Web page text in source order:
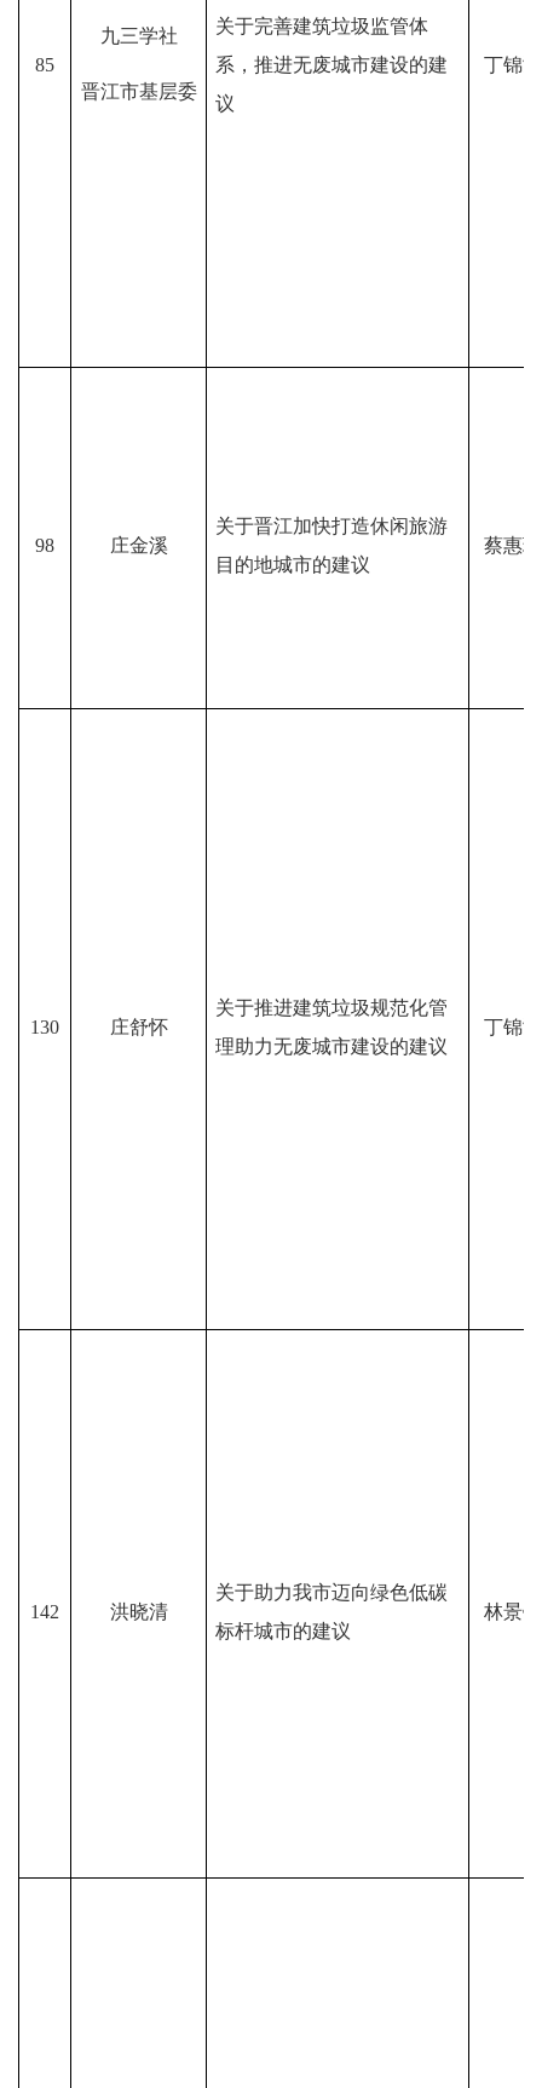
85
九三学社
晋江市基层委
关于完善建筑垃圾监管体
系，推进无废城市建设的建
议
丁锦鸿
98 庄金溪
关于晋江加快打造休闲旅游
目的地城市的建议
蔡惠琼
130 庄舒怀
关于推进建筑垃圾规范化管
理助力无废城市建设的建议
丁锦鸿
142 洪晓清
关于助力我市迈向绿色低碳
标杆城市的建议
林景锋